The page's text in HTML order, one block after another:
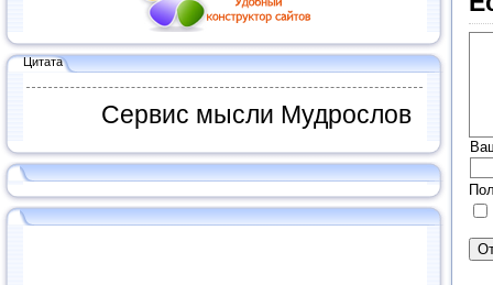
Цитата
Сервис мысли Мудрослов